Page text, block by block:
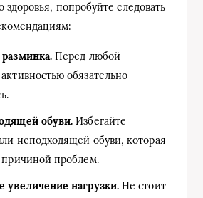
здоровья, попробуйте следовать
Перед любой
обязательно
обуви. Избегайте
неподходящей обуви, которая
причиной проблем.
увеличение нагрузки.Не стоит